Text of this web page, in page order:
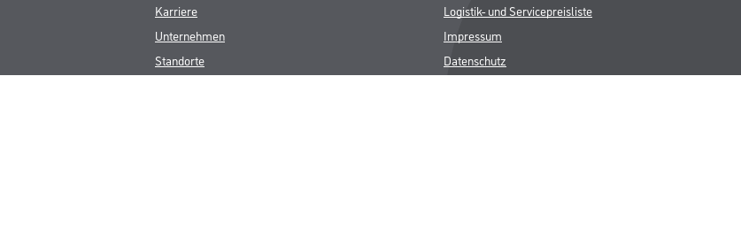
Karriere
Unternehmen
Standorte
Logistik- und Servicepreisliste
Impressum
Datenschutz